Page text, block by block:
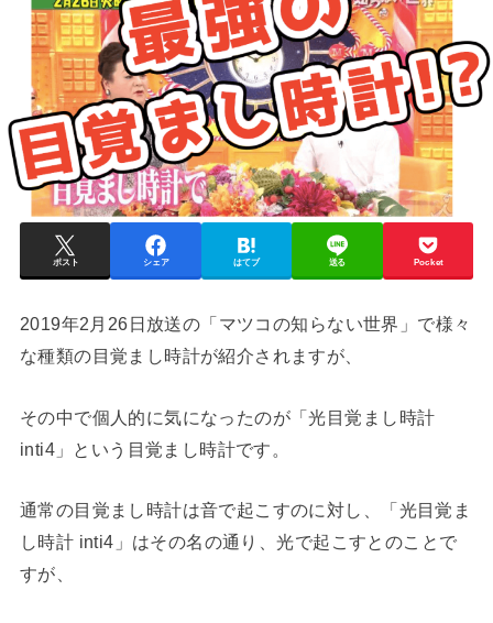
ポスト シェア はてブ 送る Pocket
2019年2月26日放送の「マツコの知らない世界」で様々
な種類の目覚まし時計が紹介されますが、
その中で個人的に気になったのが「光目覚まし時計
inti4」という目覚まし時計です。
通常の目覚まし時計は音で起こすのに対し、「光目覚ま
し時計 inti4」はその名の通り、光で起こすとのことで
すが、